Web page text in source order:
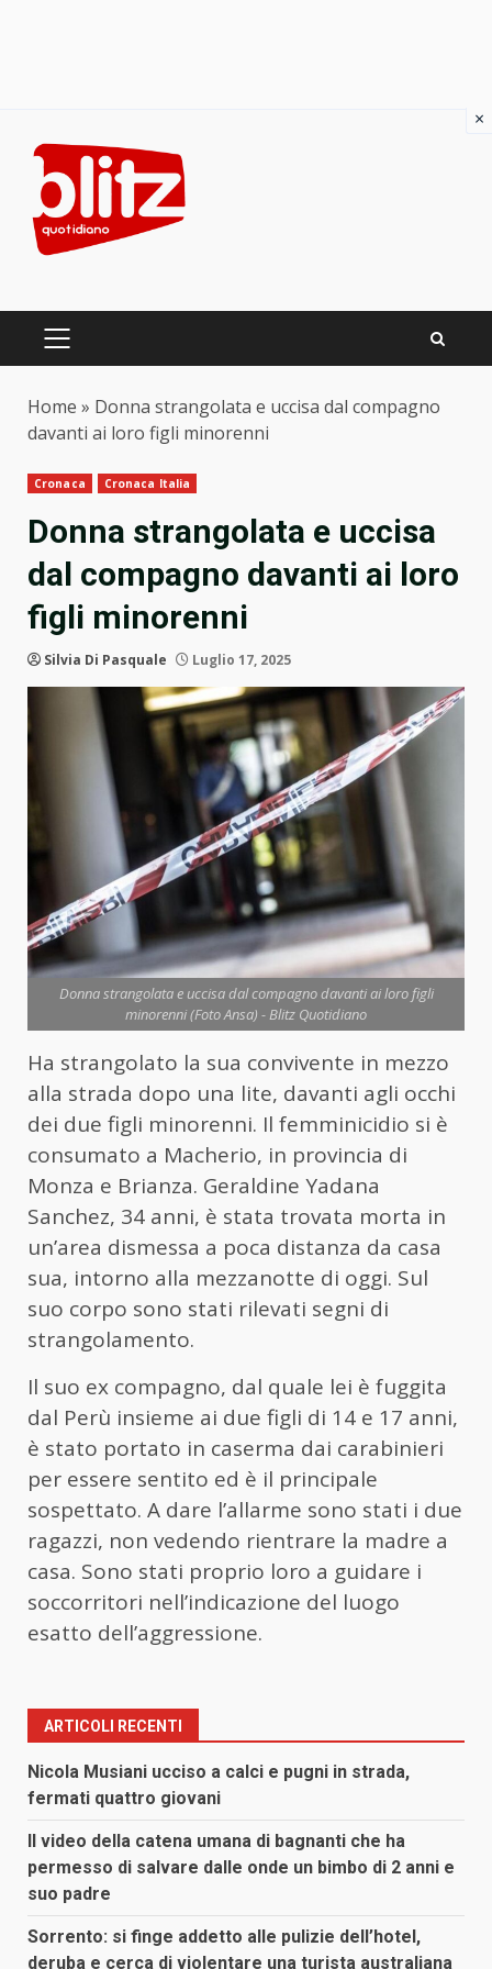
content
PRIMARY
Home » Donna strangolata e uccisa dal compagno
davanti ai loro figli minorenni
Cronaca Cronaca Italia
Donna strangolata e uccisa
dal compagno davanti ai loro
figli minorenni
Silvia Di Pasquale Luglio 17, 2025
Donna strangolata e uccisa dal compagno davanti ai loro figli
minorenni (Foto Ansa) - Blitz Quotidiano
Ha strangolato la sua convivente in mezzo
alla strada dopo una lite, davanti agli occhi
dei due figli minorenni. Il femminicidio si è
consumato a Macherio, in provincia di
Monza e Brianza. Geraldine Yadana
Sanchez, 34 anni, è stata trovata morta in
un’area dismessa a poca distanza da casa
sua, intorno alla mezzanotte di oggi. Sul
suo corpo sono stati rilevati segni di
strangolamento.
Il suo ex compagno, dal quale lei è fuggita
dal Perù insieme ai due figli di 14 e 17 anni,
è stato portato in caserma dai carabinieri
per essere sentito ed è il principale
sospettato. A dare l’allarme sono stati i due
ragazzi, non vedendo rientrare la madre a
casa. Sono stati proprio loro a guidare i
soccorritori nell’indicazione del luogo
esatto dell’aggressione.
ARTICOLI RECENTI
Nicola Musiani ucciso a calci e pugni in strada,
fermati quattro giovani
Il video della catena umana di bagnanti che ha
permesso di salvare dalle onde un bimbo di 2 anni e
suo padre
Sorrento: si finge addetto alle pulizie dell’hotel,
deruba e cerca di violentare una turista australiana
×